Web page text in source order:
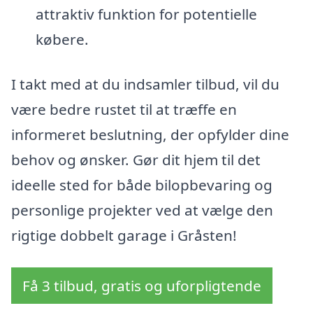
attraktiv funktion for potentielle
købere.
I takt med at du indsamler tilbud, vil du
være bedre rustet til at træffe en
informeret beslutning, der opfylder dine
behov og ønsker. Gør dit hjem til det
ideelle sted for både bilopbevaring og
personlige projekter ved at vælge den
rigtige dobbelt garage i Gråsten!
Få 3 tilbud, gratis og uforpligtende